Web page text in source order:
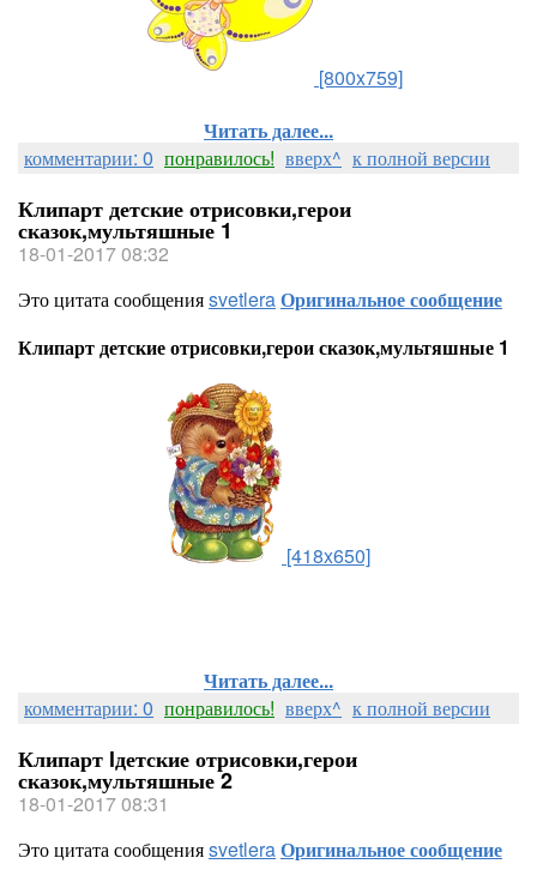
[800x759]
Читать далее...
комментарии: 0 понравилось! вверх^ к полной версии
Клипарт детские отрисовки,герои
сказок,мультяшные 1
18-01-2017 08:32
Это цитата сообщенияsvetleraОригинальное сообщение
Клипарт детские отрисовки,герои сказок,мультяшные 1
[418x650]
Читать далее...
комментарии: 0 понравилось! вверх^ к полной версии
Клипарт lдетские отрисовки,герои
сказок,мультяшные 2
18-01-2017 08:31
Это цитата сообщенияsvetleraОригинальное сообщение